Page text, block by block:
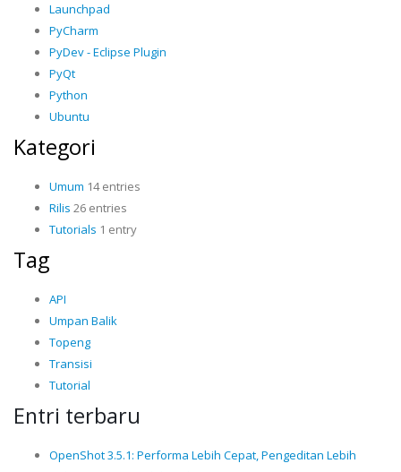
Launchpad
PyCharm
PyDev - Eclipse Plugin
PyQt
Python
Ubuntu
Kategori
Umum 14 entries
Rilis 26 entries
Tutorials 1 entry
Tag
API
Umpan Balik
Topeng
Transisi
Tutorial
Entri terbaru
OpenShot 3.5.1: Performa Lebih Cepat, Pengeditan Lebih